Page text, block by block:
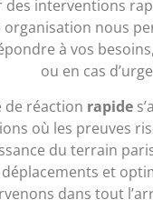
interventions
nous
à vos
ou en cas
de réaction rapide
où les preuves
du terrain
et
dans tout